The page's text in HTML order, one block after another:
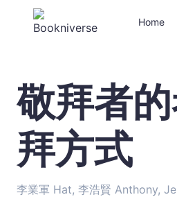
Home
敬
拜
者
的
考
量-
再
敬拜者
拜方式
李業軍 Hat, 李浩賢 Anthony,